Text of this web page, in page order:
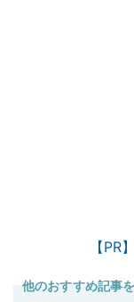
【PR
他のおすすめ記事